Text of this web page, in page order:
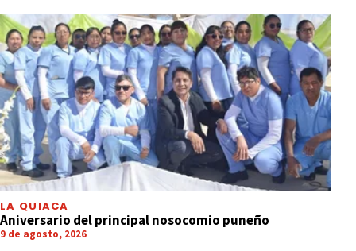
LA QUIACA
Aniversario del principal nosocomio puneño
9 de agosto, 2026